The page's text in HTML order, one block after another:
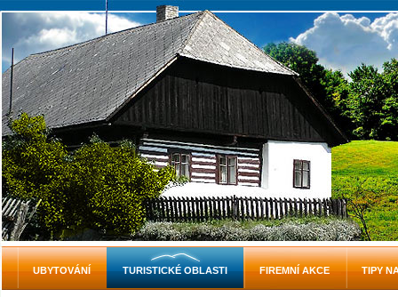
UBYTOVÁNÍ TURISTICKÉ OBLASTI FIREMNÍ AKCE TIPY